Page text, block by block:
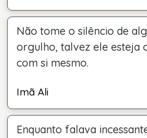
Não tome o silêncio de
orgulho, talvez ele esteja
com si mesmo.
Imã Ali
Enquanto falava